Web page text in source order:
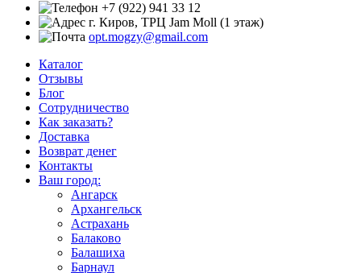
+7 (922) 941 33 12
г. Киров, ТРЦ Jam Moll (1 этаж)
opt.mogzy@gmail.com
Каталог
Отзывы
Блог
Сотрудничество
Как заказать?
Доставка
Возврат денег
Контакты
Ваш город:
Ангарск
Архангельск
Астрахань
Балаково
Балашиха
Барнаул